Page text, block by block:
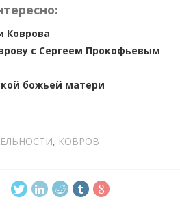
Коврова
с Сергеем Прокофьевым
божьей матери
, КОВРОВ